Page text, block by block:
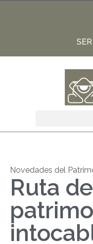
Novedades del
Ruta